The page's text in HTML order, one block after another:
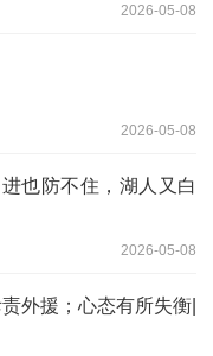
2026-05-08
2026-05-08
也防不住，湖人又白
2026-05-08
外援；心态有所失衡|